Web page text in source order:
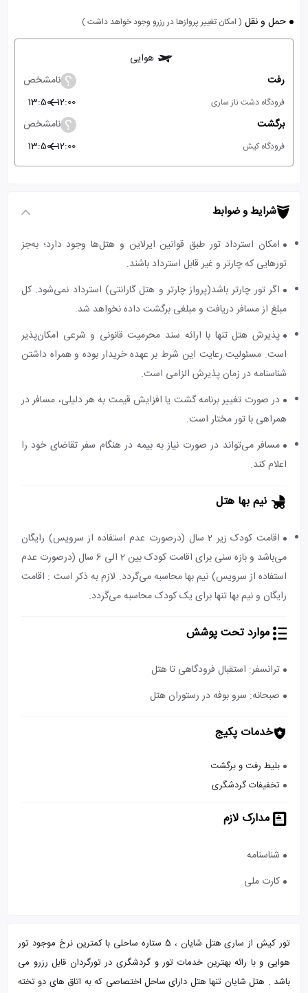
حمل و نقل ( امکان تغییر پروازها در رزرو وجود خواهد داشت )
هوایی
رفت
نامشخص
فرودگاه دشت ناز ساری 12:00
13:50
برگشت
نامشخص
فرودگاه کیش 12:00
13:50
شرایط و ضوابط
امکان استرداد تور طبق قوانین ایرلاین و هتل‌ها وجود دارد؛ به‌جز
تورهایی که چارتر و غیر قابل استرداد باشند.
اگر تور چارتر باشد(پرواز چارتر و هتل گارانتی) استرداد نمی‌شود. کل
مبلغ از مسافر دریافت و مبلغی برگشت داده نخواهد شد.
پذیرش هتل تنها با ارائه سند محرمیت قانونی و شرعی امکان‌پذیر
است. مسئولیت رعایت این شرط بر عهده خریدار بوده و همراه داشتن
شناسنامه در زمان پذیرش الزامی است.
در صورت تغییر برنامه گشت یا افزایش قیمت به هر دلیلی، مسافر در
همراهی با تور مختار است.
مسافر می‌تواند در صورت نیاز به بیمه در هنگام سفر تقاضای خود را
اعلام کند.
نیم بها هتل
اقامت کودک زیر 2 سال (درصورت عدم استفاده از سرویس) رایگان
می‌باشد و بازه سنی برای اقامت کودک بین 2 الی 6 سال (درصورت عدم
استفاده از سرویس) نیم بها محاسبه می‌گردد. لازم به ذکر است : اقامت
رایگان و نیم بها تنها برای یک کودک محاسبه می‌گردد.
موارد تحت پوشش
ترانسفر: استقبال فرودگاهی تا هتل
صبحانه: سرو بوفه در رستوران هتل
خدمات پکیج
بلیط رفت و برگشت
تخفیفات گردشگری
مدارک لازم
شناسنامه
کارت ملی
تور کیش از ساری هتل شایان ، 5 ستاره ساحلی با کمترین نرخ موجود تور
هوایی و با رائه بهترین خدمات تور و گردشگری در تورگردان قابل رزرو می
باشد . هتل شایان تنها هتل دارای ساحل اختصاصی که به اتاق های دو تخته